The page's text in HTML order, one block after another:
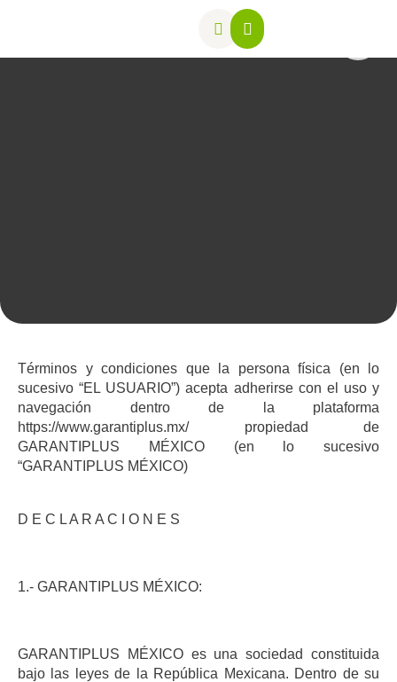
Términos y condiciones que la persona física (en lo
sucesivo “EL USUARIO”) acepta adherirse con el uso y
navegación dentro de la plataforma
https://www.garantiplus.mx/ propiedad de
GARANTIPLUS MÉXICO (en lo sucesivo
“GARANTIPLUS MÉXICO)
D E C L A R A C I O N E S
1.- GARANTIPLUS MÉXICO:
GARANTIPLUS MÉXICO es una sociedad constituida
bajo las leyes de la República Mexicana. Dentro de su